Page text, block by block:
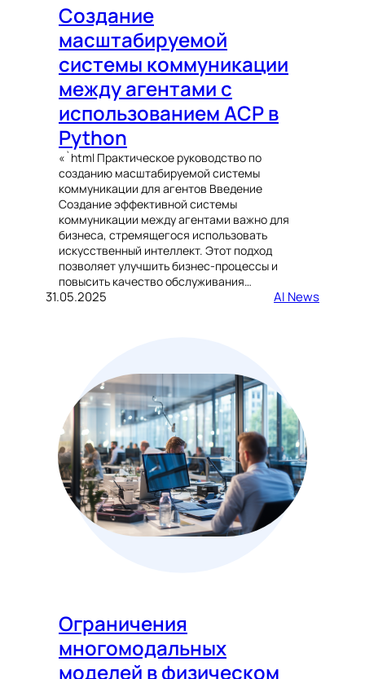
Создание
масштабируемой
системы коммуникации
между агентами с
использованием ACP в
Python
«`html Практическое руководство по
созданию масштабируемой системы
коммуникации для агентов Введение
Создание эффективной системы
коммуникации между агентами важно для
бизнеса, стремящегося использовать
искусственный интеллект. Этот подход
позволяет улучшить бизнес-процессы и
повысить качество обслуживания…
31.05.2025 AI News
Ограничения
многомодальных
моделей в физическом